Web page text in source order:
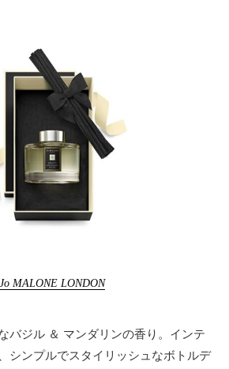
Jo MALONE LONDON
バジル ＆ マンダリンの香り。インテ
シンプルでスタイリッシュなボトルデ